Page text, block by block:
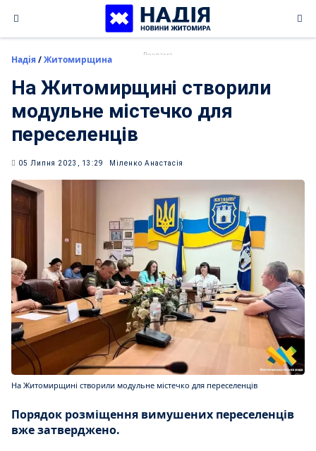
content
Надія/Житомирщина
На Житомирщині створили
модульне містечко для
переселенців
05 Липня 2023, 13:29 Міленко Анастасія
На Житомирщині створили модульне містечко для переселенців
Порядок розміщення вимушених переселенців
вже затверджено.